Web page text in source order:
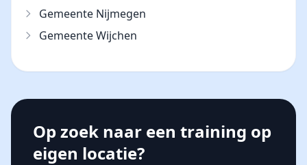
Gemeente Nijmegen
Gemeente Wijchen
Op zoek naar een training op
eigen locatie?